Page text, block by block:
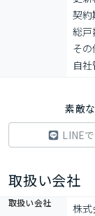
契約
総戸
そ
自社
素敵
LINE
取扱い会社
取扱い会社 株式